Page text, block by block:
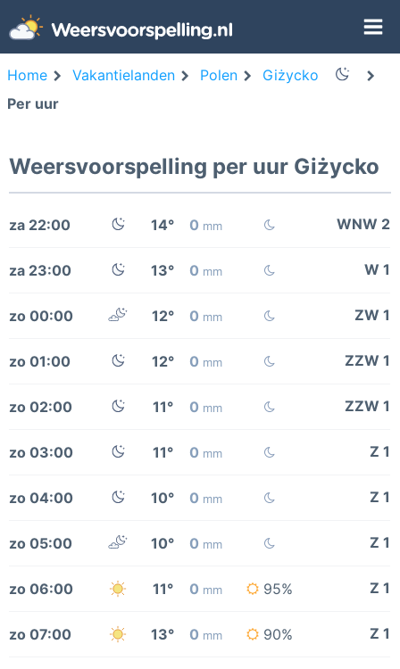
Home Vakantielanden Polen
Giżycko
Per uur
Weersvoorspelling per uur Giżycko
za 22:00 14° 0 mm WNW 2
za 23:00 13° 0 mm W 1
zo 00:00 12° 0 mm ZW 1
zo 01:00 12° 0 mm ZZW 1
zo 02:00 11° 0 mm ZZW 1
zo 03:00 11° 0 mm Z 1
zo 04:00 10° 0 mm Z 1
zo 05:00 10° 0 mm Z 1
zo 06:00 11° 0 mm 95% Z 1
zo 07:00 13° 0 mm 90% Z 1